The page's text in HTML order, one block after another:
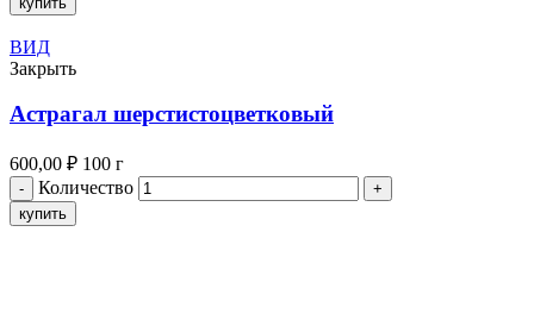
ВИД
Закрыть
Астрагал шерстистоцветковый
600,00 ₽ 100 г
Количество
купить